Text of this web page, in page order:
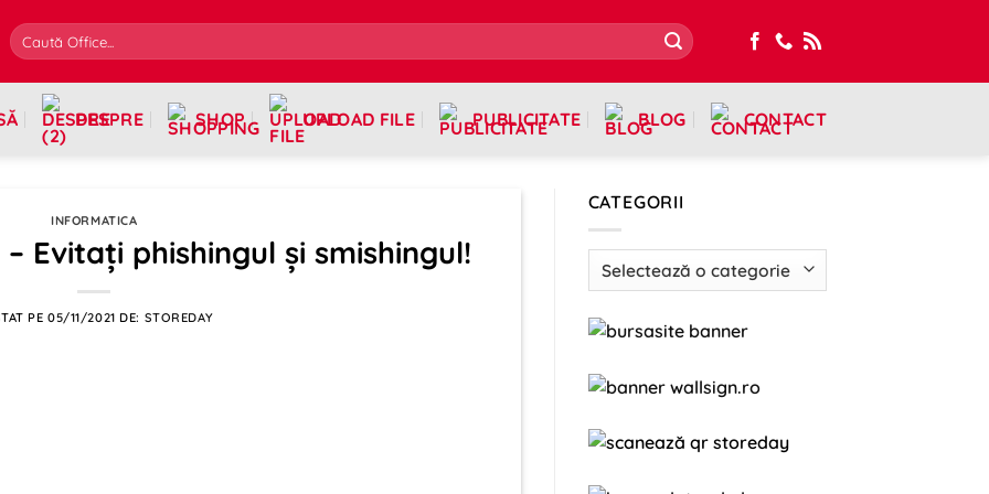
DESPRE SHOP UPLOAD FILE PUBLICITATE BLOG CONTACT
INFORMATICA
Evitați phishingul și smishingul!
PE05/11/2021 DE: STOREDAY
CATEGORII
Categorii